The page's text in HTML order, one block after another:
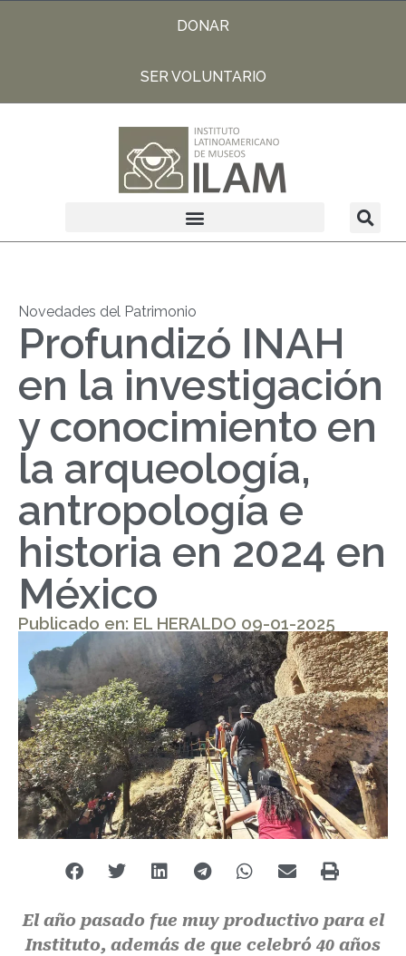
DONAR
SER VOLUNTARIO
Novedades del Patrimonio
Profundizó INAH
en la investigación
y conocimiento en
la arqueología,
antropología e
historia en 2024 en
México
Publicado en: EL HERALDO 09-01-2025
El año pasado fue muy productivo para el
Instituto, además de que celebró 40 años